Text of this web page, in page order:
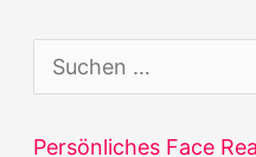
u
c
Persönliches Face